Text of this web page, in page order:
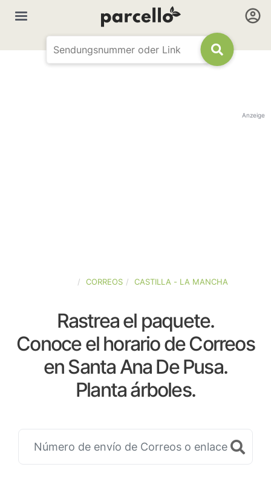
Anzeige
CORREOS CASTILLA - LA MANCHA
Rastrea el paquete.
Conoce el horario de Correos
en Santa Ana De Pusa.
Planta árboles.